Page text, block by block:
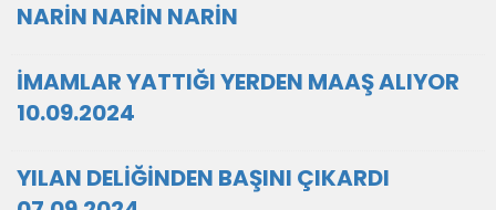
NARİN NARİN NARİN
İMAMLAR YATTIĞI YERDEN MAAŞ ALIYOR
10.09.2024
YILAN DELİĞİNDEN BAŞINI ÇIKARDI